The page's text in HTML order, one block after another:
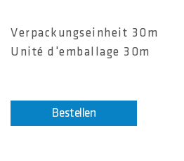
Verpackungseinheit 30m
Unité d'emballage 30m
Bestellen